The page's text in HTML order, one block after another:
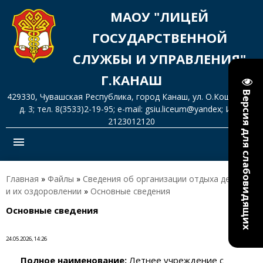
Версия для слабовидящих
МАОУ "ЛИЦЕЙ
ГОСУДАРСТВЕННОЙ
СЛУЖБЫ И УПРАВЛЕНИЯ"
Г.КАНАШ
429330, Чувашская Республика, город Канаш, ул. О.Кошевого,
д. 3; тел. 8(3533)2-19-95; e-mail: gsiu.liceum@yandex; ИНН
2123012120
menu
Главная » Файлы » Сведения об организации отдыха детей
и их оздоровлении » Основные сведения
Основные сведения
24.05.2026, 14:26
Полное наименование: Летнее учреждение с